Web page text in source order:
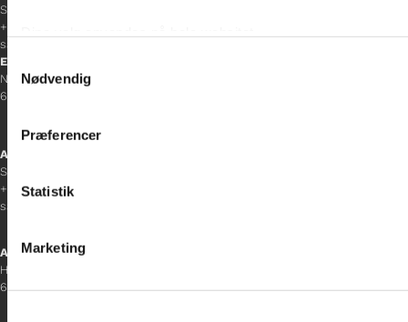
Vi bruger cookies til at tilpasse vores indhold og annoncer,
data med andre oplysninger, du har givet dem, eller som de
Samtykkevalg
Nødvendig
Præferencer
Statistik
Marketing
Sacha Lohmann Weiss
+45 40 27 91 11
sacha.lw@gladfonden.dk
Esbjerg
Norgesgade 1, 2. sal
6700 Esbjerg
Afdelingschef
Sanne Hansen
+45 23 69 19 35
sanne.h@gladfonden.dk
Aabenraa
H P Hanssens Gade 23, 2.
6200 Aabenraa